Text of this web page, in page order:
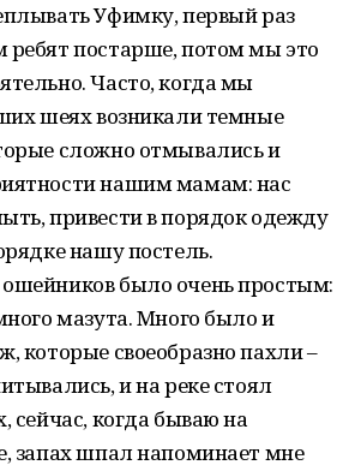
Уфимку, первый раз
постарше, потом мы это
Часто, когда мы
шеях возникали темные
сложно отмывались и
нашим мамам: нас
привести в порядок одежду
нашу постель.
было очень простым:
мазута. Много было и
которые своеобразно пахли –
и на реке стоял
сейчас, когда бываю на
запах шпал напоминает мне